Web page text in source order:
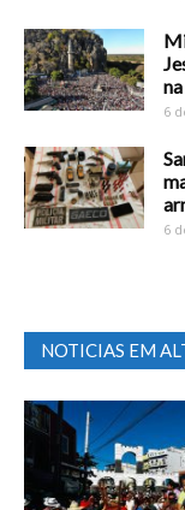
6
6
NOTICIAS EM